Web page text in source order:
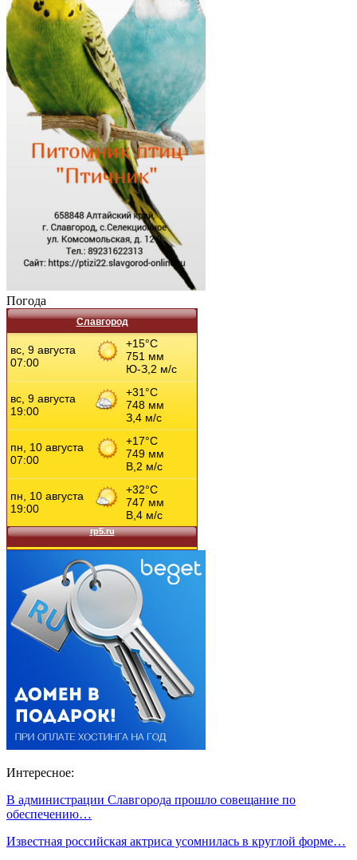
Погода
Славгород
Интересное:
В администрации Славгорода прошло совещание по
обеспечению…
Известная российская актриса усомнилась в круглой форме…